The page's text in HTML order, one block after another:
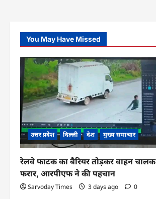
You May Have Missed
उत्तर प्रदेश दिल्ली देश मुख्य समाचार
रेलवे फाटक का बैरियर तोड़कर वाहन चालक
फरार, आरपीएफ ने की पहचान
Sarvoday Times 3 days ago 0